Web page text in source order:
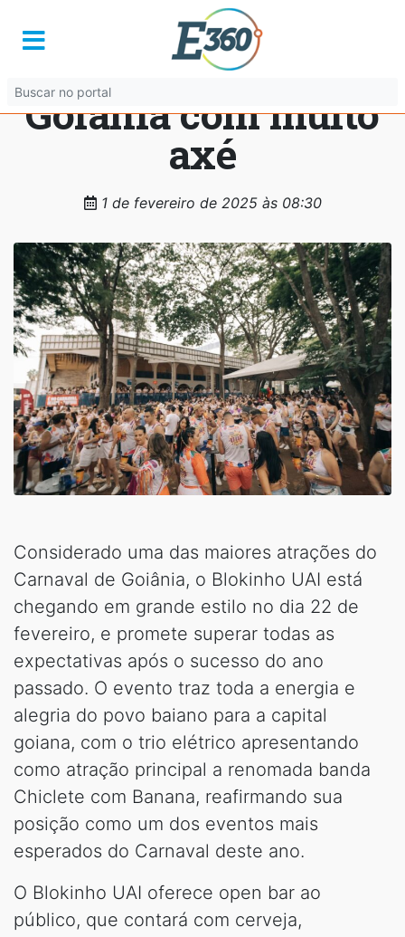
Blokinho UAI
promete agitar
Goiânia com muito
axé
1 de fevereiro de 2025 às 08:30
Considerado uma das maiores atrações do
Carnaval de Goiânia, o Blokinho UAI está
chegando em grande estilo no dia 22 de
fevereiro, e promete superar todas as
expectativas após o sucesso do ano
passado. O evento traz toda a energia e
alegria do povo baiano para a capital
goiana, com o trio elétrico apresentando
como atração principal a renomada banda
Chiclete com Banana, reafirmando sua
posição como um dos eventos mais
esperados do Carnaval deste ano.
O Blokinho UAI oferece open bar ao
público, que contará com cerveja,